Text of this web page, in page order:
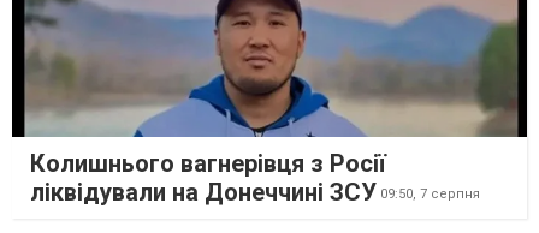
Колишнього вагнерівця з Росії
ліквідували на Донеччині ЗСУ 09:50, 7 серпня